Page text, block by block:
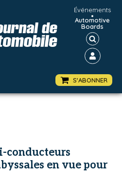
Événements
•
Automotive
Boards
S'ABONNER
conducteurs
en vue pour